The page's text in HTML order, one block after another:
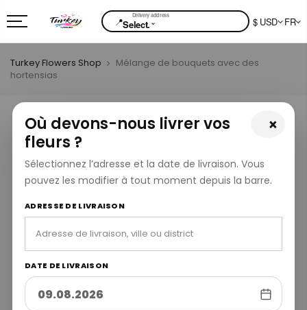
📍Select.⌄ $ USD FR
×
Où devons-nous livrer vos
fleurs ?
Sélectionnez l’adresse et la date de livraison. Vous
pouvez les modifier à tout moment depuis la barre.
ADRESSE DE LIVRAISON
DATE DE LIVRAISON
Turkey Flowers Shop
Mélange de bouquets avec des
hortensias